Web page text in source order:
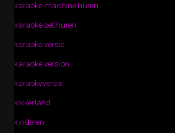
karaoke machine huren
karaoke set huren
karaoke versie
karaoke version
karaokeversie
kikkerland
kinderen